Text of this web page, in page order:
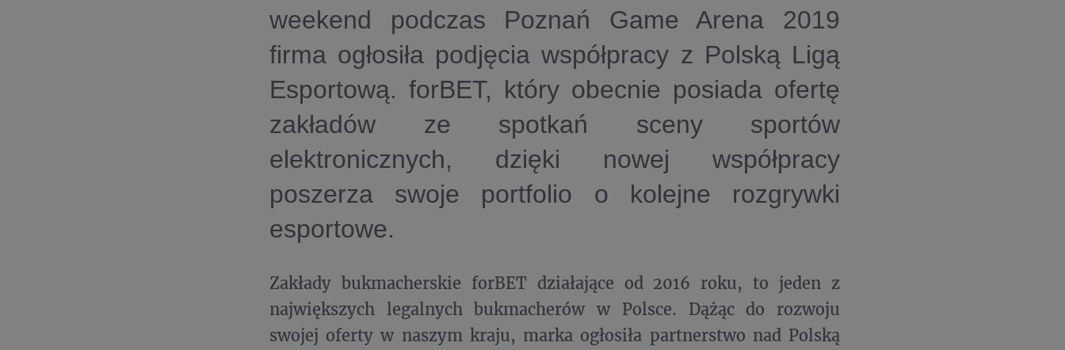
weekend podczas Poznań Game Arena 2019
firma ogłosiła podjęcia współpracy z Polską Ligą
Esportową. forBET, który obecnie posiada ofertę
zakładów ze spotkań sceny sportów
elektronicznych, dzięki nowej współpracy
poszerza swoje portfolio o kolejne rozgrywki
esportowe.
Zakłady bukmacherskie forBET działające od 2016 roku, to jeden z
największych legalnych bukmacherów w Polsce. Dążąc do rozwoju
swojej oferty w naszym kraju, marka ogłosiła partnerstwo nad Polską